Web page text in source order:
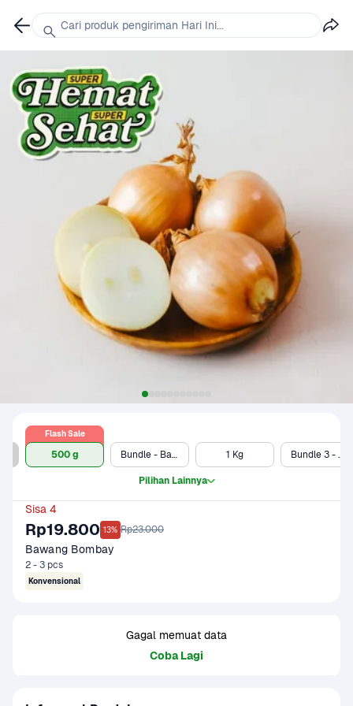
500 g
Flash Sale
Bundle - Bawang Bombay 500 gram & Telur Ayam Negeri 10 pcs 1 Kg Bundle 3 - 500 gram
Pilihan Lainnya
Sisa 4
Rp19.800 13% Rp23.000
Bawang Bombay
2 - 3 pcs
Konvensional
Gagal memuat data
Coba Lagi
Cari produk pengiriman Hari Ini...